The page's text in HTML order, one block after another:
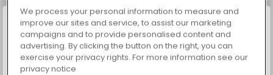
We process your personal information to measure and
improve our sites and service, to assist our marketing
campaigns and to provide personalised content and
advertising. By clicking the button on the right, you can
exercise your privacy rights. For more information see our
privacy notice